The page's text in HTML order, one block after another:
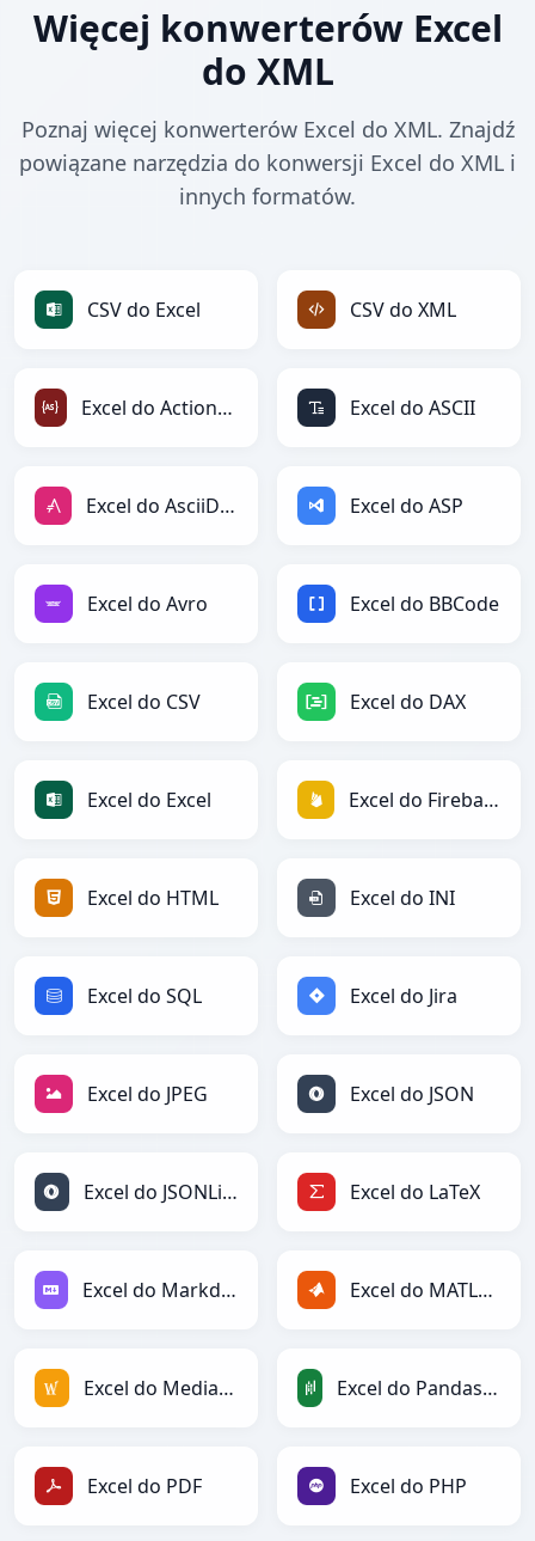
Więcej konwerterów Excel
do XML
Poznaj więcej konwerterów Excel do XML. Znajdź
powiązane narzędzia do konwersji Excel do XML i
innych formatów.
CSV do Excel CSV do XML
Excel do ActionScript Excel do ASCII
Excel do AsciiDoc Excel do ASP
Excel do Avro Excel do BBCode
Excel do CSV Excel do DAX
Excel do Excel Excel do Firebase
Excel do HTML Excel do INI
Excel do SQL Excel do Jira
Excel do JPEG Excel do JSON
Excel do JSONLines Excel do LaTeX
Excel do Markdown Excel do MATLAB
Excel do MediaWiki Excel do PandasDataFrame
Excel do PDF Excel do PHP